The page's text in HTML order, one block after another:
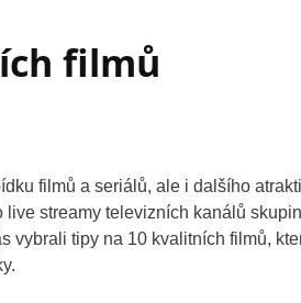
filmů
filmů a seriálů, ale i dalšího
live streamy televizních kanálů
vybrali tipy na 10 kvalitních filmů,